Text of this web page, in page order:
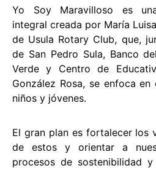
Yo Soy Maravilloso es
integral creada por María
de Usula Rotary Club, que,
de San Pedro Sula, Banco
Verde y Centro de
González Rosa, se enfoca
niños y jóvenes.
El gran plan es fortalecer los
de estos y orientar a
procesos de sostenibilidad